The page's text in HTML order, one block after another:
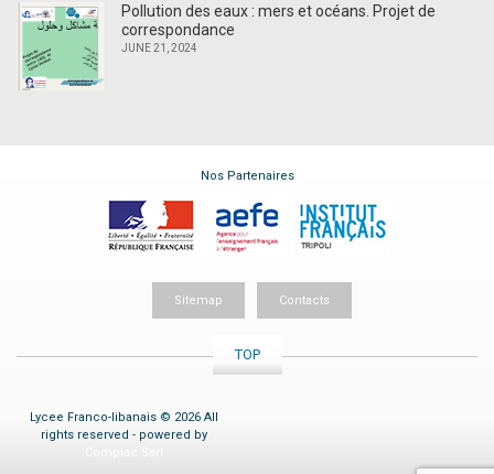
Pollution des eaux : mers et océans. Projet de
correspondance
JUNE 21, 2024
Nos Partenaires
Sitemap Contacts
TOP
Lycee Franco-libanais © 2026 All
rights reserved - powered by